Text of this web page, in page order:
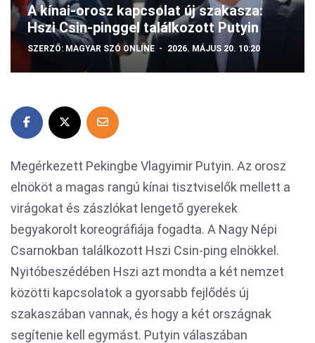
A kínai-orosz kapcsolat új szakasza:
Hszi Csin-pinggel találkozott Putyin
SZERZŐ: MAGYAR SZÓ ONLINE 2026. MÁJUS 20. 10:20
Megérkezett Pekingbe Vlagyimir Putyin. Az orosz
elnököt a magas rangú kínai tisztviselők mellett a
virágokat és zászlókat lengető gyerekek
begyakorolt koreográfiája fogadta. A Nagy Népi
Csarnokban találkozott Hszi Csin-ping elnökkel.
Nyitóbeszédében Hszi azt mondta a két nemzet
közötti kapcsolatok a gyorsabb fejlődés új
szakaszában vannak, és hogy a két országnak
segítenie kell egymást. Putyin válaszában